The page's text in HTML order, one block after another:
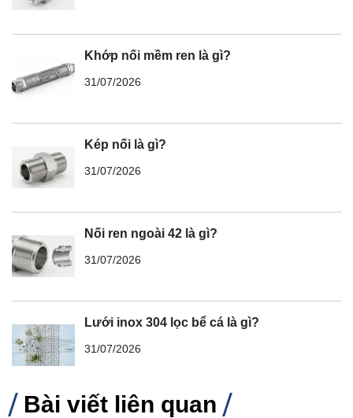
Khớp nối mềm ren là gì?
31/07/2026
Kép nối là gì?
31/07/2026
Nối ren ngoài 42 là gì?
31/07/2026
Lưới inox 304 lọc bể cá là gì?
31/07/2026
Bài viết liên quan